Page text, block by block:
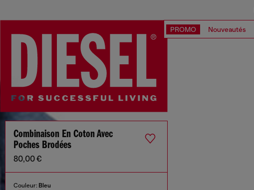
PROMO Nouveautés
Combinaison En Coton Avec
Poches Brodées
80,00 €
Couleur: Bleu